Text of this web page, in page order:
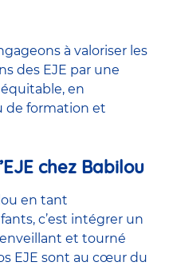
à valoriser les
des EJE par une
en
de formation et
chez Babilou
en tant
c’est intégrer un
et tourné
EJE sont au cœur du